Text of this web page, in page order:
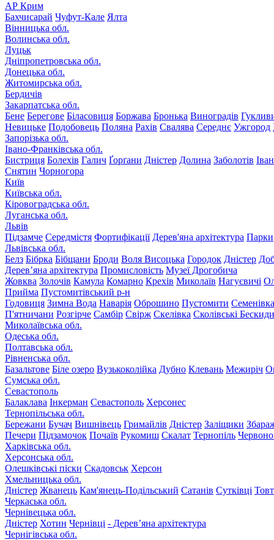
АР Крим
Бахчисарай Чуфут-Кале Ялта
Вінницька обл.
Волинська обл.
Луцьк
Дніпропетровська обл.
Донецька обл.
Житомирська обл.
Бердичів
Закарпатська обл.
Бене Берегове Біласовиця Боржава Бронька Виноградів
Невицьке Подобовець Поляна Рахів Свалява Середнє Ужгород
Запорізька обл.
Івано-Франківська обл.
Бистриця Болехів Галич Ґорґани Дністер Долина Заболотів
Снятин Чорногора
Київ
Київська обл.
Кіровоградська обл.
Луганська обл.
Львів
Підзамче Середмістя Фортифікації Дерев'яна архітектура Парки
Львівська обл.
Белз Бібрка Бібщани Броди Воля Висоцька Городок Дністер
Дерев’яна архітектура Промисловість Музеї Дрогобича
Жовква Золочів Камула Комарно Крехів Миколаїв Нагуєвичі
Прийма Пустомитівський р-н
Годовиця Зимна Вода Наварія Оброшино Пустомити Семенівка
П'ятничани Розгірче Самбір Свірж Скелівка Сколівські Бескиди
Миколаївська обл.
Одеська обл.
Полтавська обл.
Рівненська обл.
Базальтове Біле озеро Вузькоколійка Дубно Клевань Межиріч
Сумська обл.
Севастополь
Балаклава Інкерман Севастополь Херсонес
Тернопільська обл.
Бережани Бучач Вишнівець Гримайлів Дністер Заліщики
Печери Підзамочок Почаїв Рукомиш Скалат Тернопіль
Харківська обл.
Херсонська обл.
Олешківські піски Скадовськ Херсон
Хмельницька обл.
Дністер Жванець Кам'янець-Подільський Сатанів Сутківці
Черкаська обл.
Чернівецька обл.
Дністер Хотин Чернівці - Дерев’яна архітектура
Чернігівська обл.